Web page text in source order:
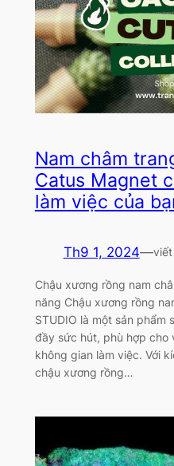
Nam châm
Catus Magnet
làm việc của
Th9 1, 2024—
Chậu xương rồng nam
năng Chậu xương rồng
STUDIO là một sản phẩm
đầy sức hút, phù hợp cho
không gian làm việc. Với
chậu xương rồng…